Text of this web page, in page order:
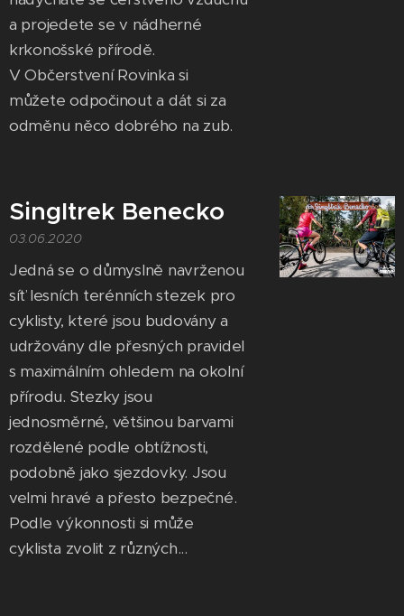
a projedete se v nádherné
krkonošské přírodě.
V Občerstvení Rovinka si
můžete odpočinout a dát si za
odměnu něco dobrého na zub.
Singltrek Benecko
03.06.2020
Jedná se o důmyslně navrženou
síť lesních terénních stezek pro
cyklisty, které jsou budovány a
udržovány dle přesných pravidel
s maximálním ohledem na okolní
přírodu. Stezky jsou
jednosměrné, většinou barvami
rozdělené podle obtížnosti,
podobně jako sjezdovky. Jsou
velmi hravé a přesto bezpečné.
Podle výkonnosti si může
cyklista zvolit z různých...